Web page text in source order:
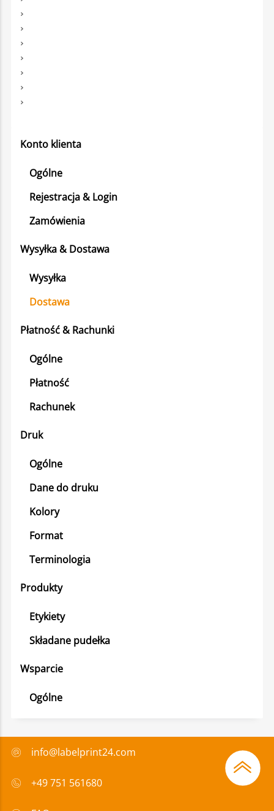
Konto klienta
Ogólne
Rejestracja & Login
Zamówienia
Wysyłka & Dostawa
Wysyłka
Dostawa
Płatność & Rachunki
Ogólne
Płatność
Rachunek
Druk
Ogólne
Dane do druku
Kolory
Format
Terminologia
Produkty
Etykiety
Składane pudełka
Wsparcie
Ogólne
info@labelprint24.com
+49 751 561680